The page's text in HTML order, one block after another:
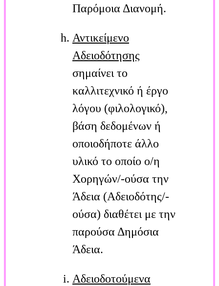
Παρόμοια Διανομή.
Αντικείμενο
Αδειοδότησης
σημαίνει το
καλλιτεχνικό ή έργο
λόγου (φιλολογικό),
βάση δεδομένων ή
οποιοδήποτε άλλο
υλικό το οποίο ο/η
Χορηγών/-ούσα την
Άδεια (Αδειοδότης/-
ούσα) διαθέτει με την
παρούσα Δημόσια
Άδεια.
Αδειοδοτούμενα